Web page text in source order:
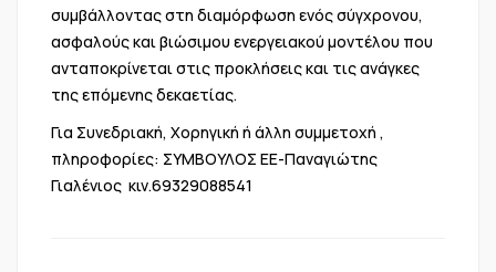
συμβάλλοντας στη διαμόρφωση ενός σύγχρονου,
ασφαλούς και βιώσιμου ενεργειακού μοντέλου που
ανταποκρίνεται στις προκλήσεις και τις ανάγκες
της επόμενης δεκαετίας.
Για Συνεδριακή, Χορηγική ή άλλη συμμετοχή ,
πληροφορίες: ΣΥΜΒΟΥΛΟΣ ΕΕ-Παναγιώτης
Γιαλένιος κιν.69329088541